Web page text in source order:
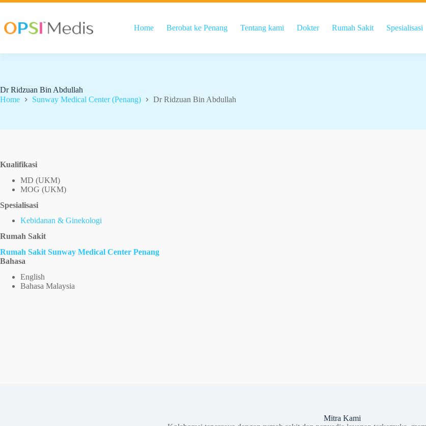
Home Berobat ke Penang Tentang kami Dokter Rumah Sakit Spesialisasi
Dr Ridzuan Bin Abdullah
Home
Sunway Medical Center (Penang) Dr Ridzuan Bin Abdullah
Kualifikasi
MD (UKM)
MOG (UKM)
Spesialisasi
Kebidanan & Ginekologi
Rumah Sakit
Rumah Sakit Sunway Medical Center Penang
Bahasa
English
Bahasa Malaysia
Mitra Kami